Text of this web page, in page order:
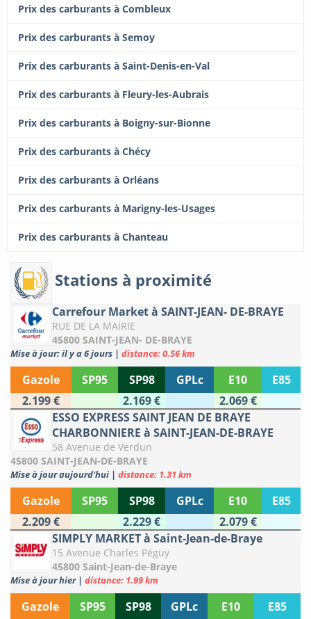
Prix des carburants à Combleux
Prix des carburants à Semoy
Prix des carburants à Saint-Denis-en-Val
Prix des carburants à Fleury-les-Aubrais
Prix des carburants à Boigny-sur-Bionne
Prix des carburants à Chécy
Prix des carburants à Orléans
Prix des carburants à Marigny-les-Usages
Prix des carburants à Chanteau
Stations à proximité
Carrefour Market à SAINT-JEAN- DE-BRAYE
RUE DE LA MAIRIE
45800 SAINT-JEAN- DE-BRAYE
Mise à jour: il y a 6 jours | distance: 0.56 km
Gazole SP95 SP98 GPLc E10
E85
2.199 €
2.169 €
2.069 €
ESSO EXPRESS SAINT JEAN DE BRAYE
CHARBONNIERE à SAINT-JEAN-DE-BRAYE
58 Avenue de Verdun
45800 SAINT-JEAN-DE-BRAYE
Mise à jour aujourd'hui | distance: 1.31 km
Gazole SP95 SP98 GPLc E10
E85
2.209 €
2.229 €
2.079 €
SIMPLY MARKET à Saint-Jean-de-Braye
15 Avenue Charles Péguy
45800 Saint-Jean-de-Braye
Mise à jour hier | distance: 1.99 km
Gazole SP95 SP98 GPLc E10
E85